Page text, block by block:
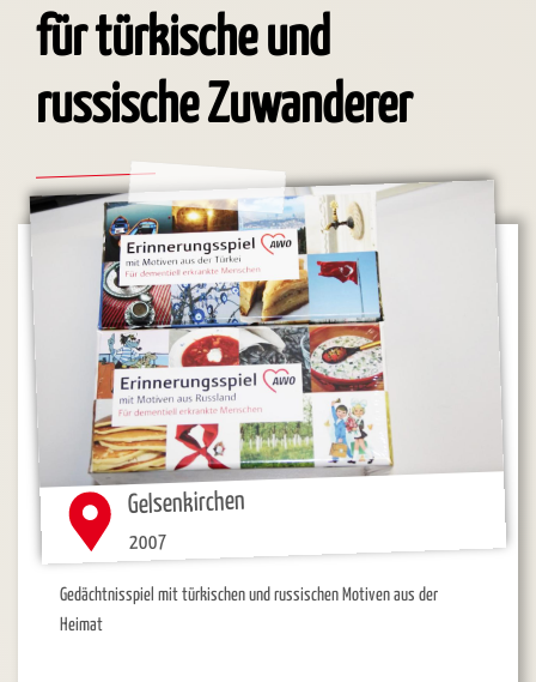
für türkische und
russische Zuwanderer
Gelsenkirchen
2007
Gedächtnisspiel mit türkischen und russischen Motiven aus der
Heimat